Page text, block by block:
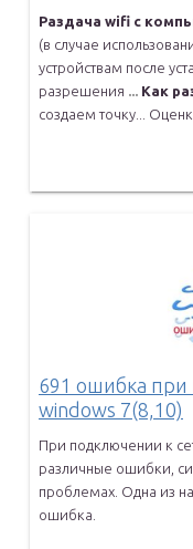
Раздача wifi с
(в случае
устройствам после
разрешения
Как
создаем точку...
691 ошибка
windows 7(8,10)
При подключении к
различные ошибки,
проблемах. Одна из
ошибка.